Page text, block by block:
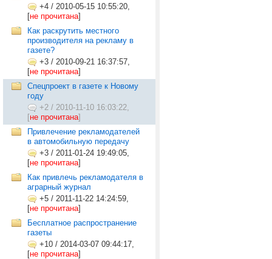
+4 / 2010-05-15 10:55:20,
[не прочитана]
Как раскрутить местного
производителя на рекламу в
газете?
+3 / 2010-09-21 16:37:57,
[не прочитана]
Спецпроект в газете к Новому
году
+2 / 2010-11-10 16:03:22,
[не прочитана]
Привлечение рекламодателей
в автомобильную передачу
+3 / 2011-01-24 19:49:05,
[не прочитана]
Как привлечь рекламодателя в
аграрный журнал
+5 / 2011-11-22 14:24:59,
[не прочитана]
Бесплатное распространение
газеты
+10 / 2014-03-07 09:44:17,
[не прочитана]